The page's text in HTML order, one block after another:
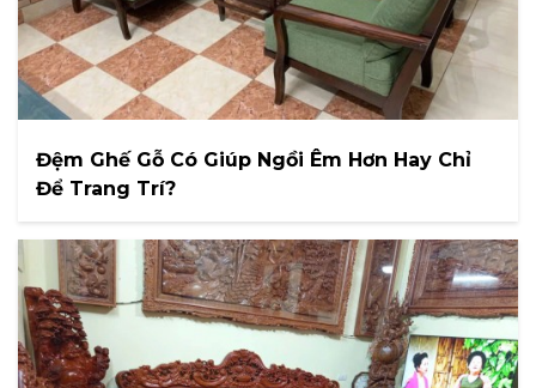
Đệm Ghế Gỗ Có Giúp Ngồi Êm Hơn Hay Chỉ
Để Trang Trí?